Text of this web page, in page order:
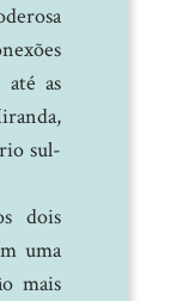
até as
sul-
dois
uma
mais